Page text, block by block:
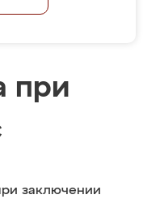
при
заключении